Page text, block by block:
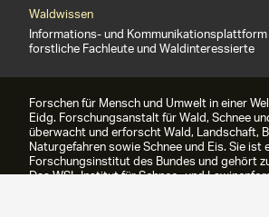
Waldwissen
Informations- und
forstliche Fachleute und Waldinteressierte
Forschen für Mensch und Umwelt in einer
Eidg. Forschungsanstalt für Wald, Schnee
überwacht und erforscht Wald, Landschaft,
Naturgefahren sowie Schnee und Eis. Sie ist
Forschungsinstitut des Bundes und gehört
Das WSL-Institut für Schnee- und